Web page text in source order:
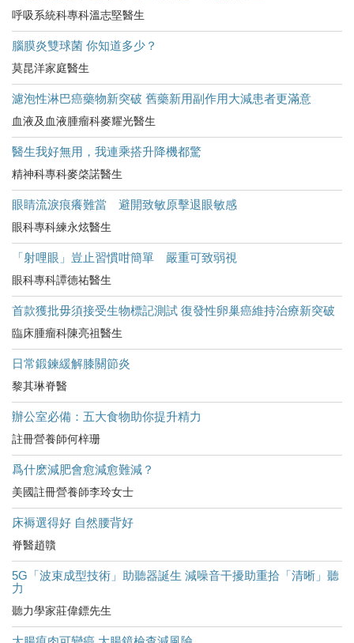
呼吸系統科專科溫志堅醫生
腦膜炎雙球菌 你知道多少？
莫昆洋家庭醫生
濾泡性淋巴癌藥物新突破 舊藥新用副作用大減患者更滿意
血液及血液腫瘤科麥耀光醫生
醫生我好無用，我連乘搭升降機都驚
精神科專科麥棨諾醫生
眼睛流淚痕癢難當 避開致敏原擊退眼敏感
眼科專科練永炫醫生
「射哩眼」豈止習慣咁簡單 嚴重可致弱視
眼科專科譚德祐醫生
首款獲批毋須接受生物標記測試 復發性卵巢癌維持治療新突破
臨床腫瘤科陳亮祖醫生
日常鍛鍊緩解膝關節炎
黎其琳脊醫
辦公室必備：五大食物助你提升精力
註冊營養師何梓珊
爲什麽減肥會愈減愈難減？
美國註冊營養師李玲女士
床褥選得好 自然腰背好
脊醫趙贛
5G「波束成型技術」助聽器誕生 減噪音干擾助重拾「清晰」聽
力
聽力學家莊偉鏢先生